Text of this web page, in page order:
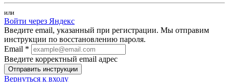
или
Войти через Яндекс
Введите email, указанный при регистрации. Мы отправим
инструкции по восстановлению пароля.
Email *
Введите корректный email адрес
Отправить инструкции
Вернуться к входу